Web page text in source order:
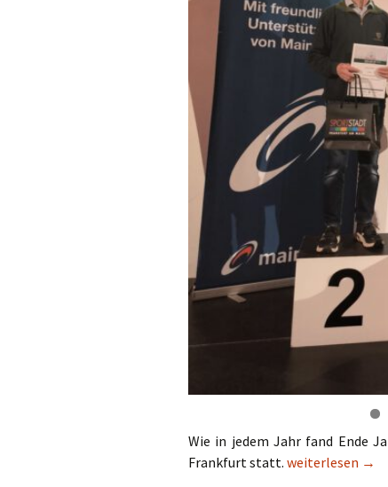
Wie in jedem Jahr fand Ende
Frankfurt statt. Siegerehrung
weiterlesen →